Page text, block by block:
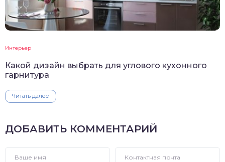
Интерьер
Какой дизайн выбрать для углового кухонного
гарнитура
Читать далее
ДОБАВИТЬ КОММЕНТАРИЙ